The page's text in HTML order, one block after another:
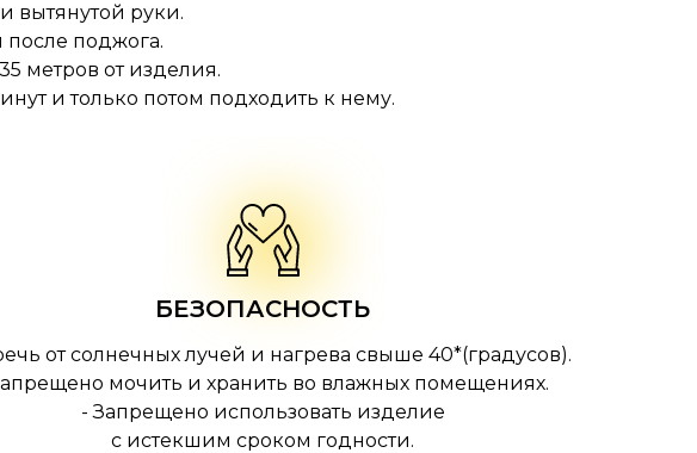
БЕЗОПАСНОСТЬ
от солнечных лучей и нагрева свыше 40*(градусов).
мочить и хранить во влажных помещениях.
- Запрещено использовать изделие
с истекшим сроком годности.
вытянутой руки.
поджога.
метров от изделия.
и только потом подходить к нему.